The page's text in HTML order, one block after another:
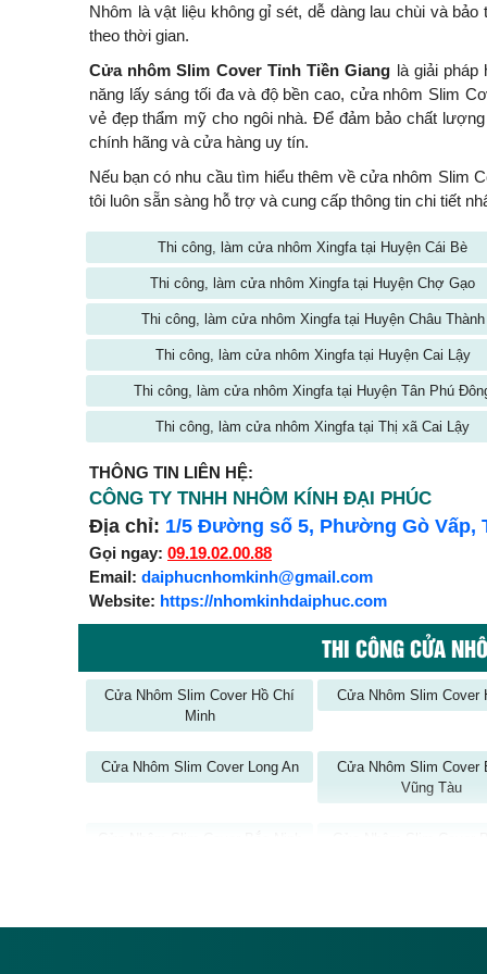
Nhôm là vật liệu không gỉ sét, dễ dàng lau chùi và
theo thời gian.
Cửa nhôm Slim Cover Tỉnh Tiền Giang là giải
năng lấy sáng tối đa và độ bền cao, cửa nhôm Slim
vẻ đẹp thẩm mỹ cho ngôi nhà. Để đảm bảo chất
chính hãng và cửa hàng uy tín.
Nếu bạn có nhu cầu tìm hiểu thêm về cửa nhôm Slim
tôi luôn sẵn sàng hỗ trợ và cung cấp thông tin chi tiết
Thi công, làm cửa nhôm Xingfa tại Huyện Cái Bè
Thi công, làm cửa nhôm Xingfa tại Huyện Chợ Gạo
Thi công, làm cửa nhôm Xingfa tại Huyện Châu Thành
Thi công, làm cửa nhôm Xingfa tại Huyện Cai Lậy
Thi công, làm cửa nhôm Xingfa tại Huyện Tân Phú
Thi công, làm cửa nhôm Xingfa tại Thị xã Cai Lậy
THÔNG TIN LIÊN HỆ:
CÔNG TY TNHH NHÔM KÍNH ĐẠI PHÚC
Địa chỉ: 1/5 Đường số 5, Phường Gò Vấp,
Gọi ngay: 09.19.02.00.88
Email: daiphucnhomkinh@gmail.com
Website: https://nhomkinhdaiphuc.com
THI CÔNG CỬA
Cửa Nhôm Slim Cover Hồ Chí
Minh
Cửa Nhôm Slim Cover
Cửa Nhôm Slim Cover Long An
Cửa Nhôm Slim Cover
Vũng Tàu
Cửa Nhôm Slim Cover